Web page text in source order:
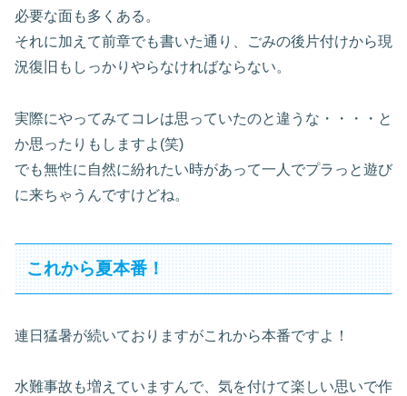
必要な面も多くある。
それに加えて前章でも書いた通り、ごみの後片付けから現
況復旧もしっかりやらなければならない。
実際にやってみてコレは思っていたのと違うな・・・・と
か思ったりもしますよ(笑)
でも無性に自然に紛れたい時があって一人でプラっと遊び
に来ちゃうんですけどね。
これから夏本番！
連日猛暑が続いておりますがこれから本番ですよ！
水難事故も増えていますんで、気を付けて楽しい思いで作